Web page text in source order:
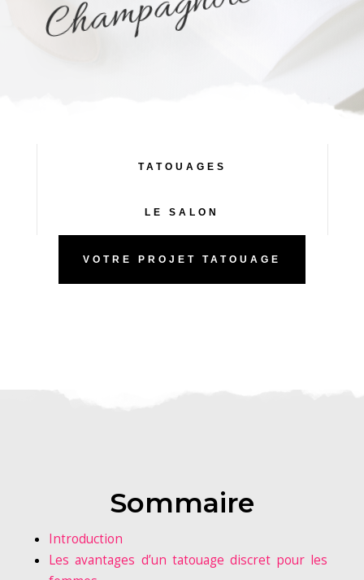
TATOUAGES
LE SALON
VOTRE PROJET TATOUAGE
Sommaire
Introduction
Les avantages d’un tatouage discret pour les